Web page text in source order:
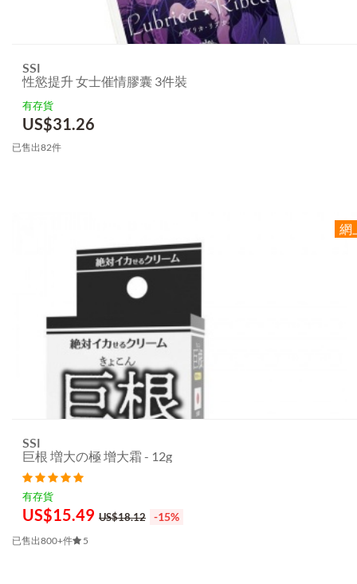
SSI
性慾提升 女士催情膠囊 3件裝
有存貨
US$31.26
已售出82件
SSI
巨根 増大の極 增大霜 - 12g
有存貨
US$15.49 US$18.12 -15%
已售出800+件 5